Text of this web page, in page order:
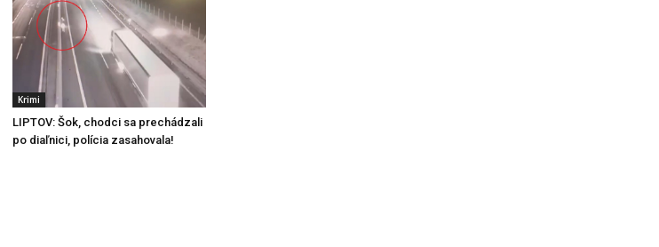
Krimi
LIPTOV: Šok, chodci sa prechádzali
po diaľnici, polícia zasahovala!